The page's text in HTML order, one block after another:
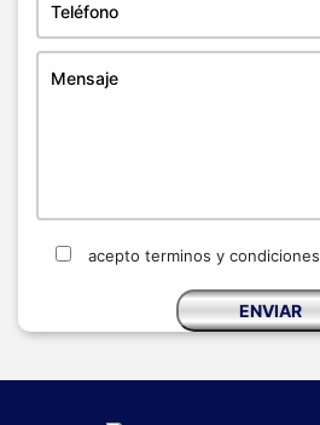
acepto terminos y condiciones